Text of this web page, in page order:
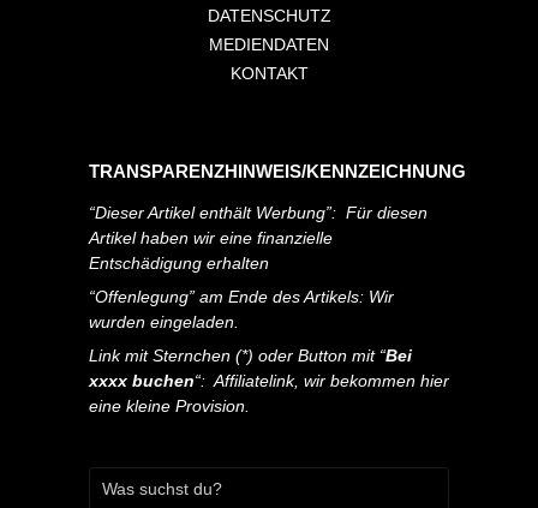
DATENSCHUTZ
MEDIENDATEN
KONTAKT
TRANSPARENZHINWEIS/KENNZEICHNUNG
“Dieser Artikel enthält Werbung”: Für diesen
Artikel haben wir eine finanzielle
Entschädigung erhalten
“Offenlegung” am Ende des Artikels: Wir
wurden eingeladen.
Link mit Sternchen (*) oder Button mit “Bei
xxxx buchen“: Affiliatelink, wir bekommen hier
eine kleine Provision.